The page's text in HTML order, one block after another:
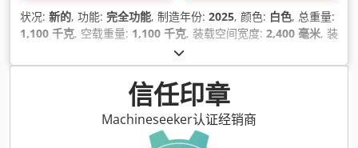
状况: 新的, 功能: 完全功能, 制造年份: 2025, 颜色: 白色, 总重量:
1,100 千克, 空载重量: 1,100 千克, 装载空间宽度: 2,400 毫米, 装
, 货舱高度:
SUN-1,
信任印章
Machineseeker认证经销商